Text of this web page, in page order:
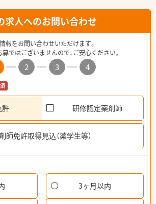
求人へのお問い合わせ
報をお問い合わせいただけます。
ではございませんので、ご安心ください。
2 3
4
許 研修認定薬剤師
師免許取得見込（薬学生等）
3ヶ月以内